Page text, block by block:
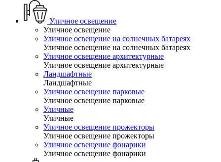
Уличное освещение
Уличное освещение
Уличное освещение на солнечных батареях
Уличное освещение на солнечных батареях
Уличное освещение архитектурные
Уличное освещение архитектурные
Ландшафтные
Ландшафтные
Уличное освещение парковые
Уличное освещение парковые
Уличные
Уличные
Уличное освещение прожекторы
Уличное освещение прожекторы
Уличное освещение фонарики
Уличное освещение фонарики